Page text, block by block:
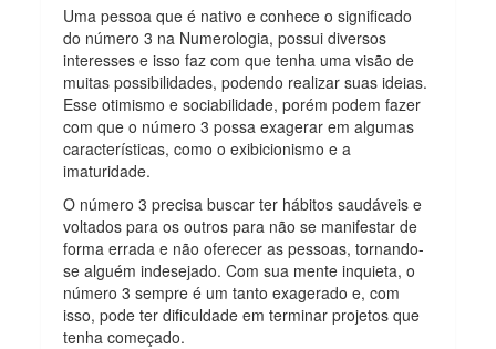
Uma pessoa que é nativo e conhece o significado
do número 3 na Numerologia, possui diversos
interesses e isso faz com que tenha uma visão de
muitas possibilidades, podendo realizar suas ideias.
Esse otimismo e sociabilidade, porém podem fazer
com que o número 3 possa exagerar em algumas
características, como o exibicionismo e a
imaturidade.
O número 3 precisa buscar ter hábitos saudáveis e
voltados para os outros para não se manifestar de
forma errada e não oferecer as pessoas, tornando-
se alguém indesejado. Com sua mente inquieta, o
número 3 sempre é um tanto exagerado e, com
isso, pode ter dificuldade em terminar projetos que
tenha começado.